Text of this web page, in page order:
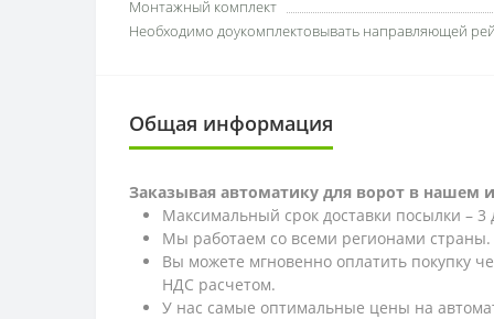
Монтажный комплект
Необходимо доукомплектовывать направляющей
Общая информация
Заказывая автоматику для ворот в нашем
Максимальный срок доставки посылки – 3
Мы работаем со всеми регионами страны.
Вы можете мгновенно оплатить покупку
НДС расчетом.
У нас самые оптимальные цены на